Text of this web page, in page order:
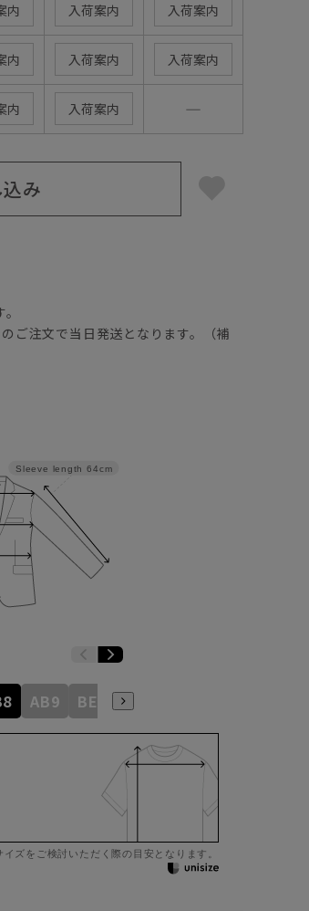
内 入荷案内 入荷案内
内 入荷案内 入荷案内
内 入荷案内 ―
み
ご注文で当日発送となります。（補
Sleeve length 64cm
AB9 BE3 BE4
ズをご検討いただく際の目安となります。